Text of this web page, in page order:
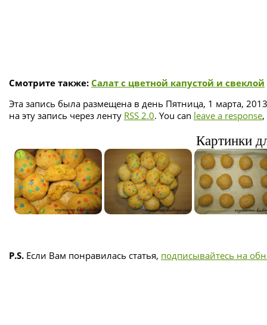
Смотрите также: Салат с цветной капустой и свеклой
Эта запись была размещена в день Пятница, 1 марта,
на эту запись через ленту RSS 2.0. You can leave a response
Картинки
P.S. Если Вам понравилась статья, подписывайтесь на